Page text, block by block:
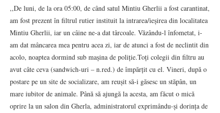
,,De luni, de la ora 05:00, de când satul Mintiu Gherlii a fost carantinat,
am fost prezent în filtrul rutier instituit la intrarea/ieșirea din localitatea
Mintiu Gherlii, iar un câine ne-a dat târcoale. Văzându-l înfometat, i-
am dat mâncarea mea pentru acea zi, iar de atunci a fost de neclintit din
acolo, noaptea dormind sub mașina de poliție.Toți colegii din filtru au
avut câte ceva (sandwich-uri – n.red.) de împărțit cu el. Vineri, după o
postare pe un site de socializare, am reușit să-i găsesc un stăpân, un
mare iubitor de animale. Până să ajungă la acesta, am făcut o mică
oprire la un salon din Gherla, administratorul exprimându-și dorința de